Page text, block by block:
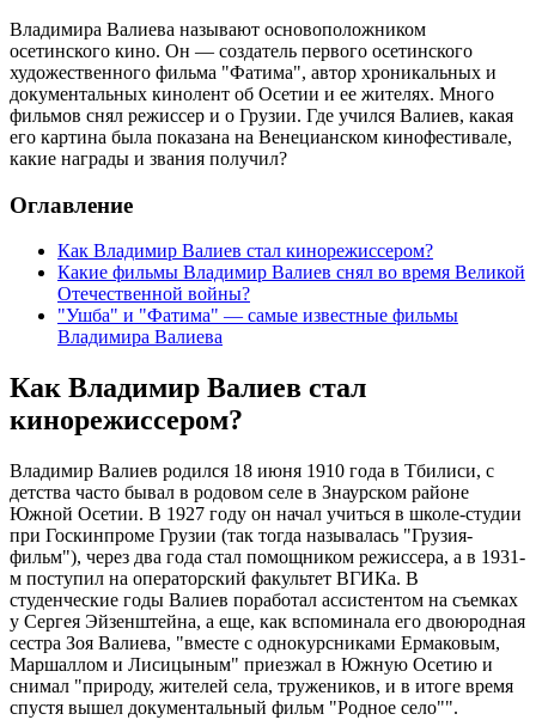
Владимира Валиева называют основоположником
осетинского кино. Он — создатель первого осетинского
художественного фильма "Фатима", автор хроникальных и
документальных кинолент об Осетии и ее жителях. Много
фильмов снял режиссер и о Грузии. Где учился Валиев, какая
его картина была показана на Венецианском кинофестивале,
какие награды и звания получил?
Оглавление
Как Владимир Валиев стал кинорежиссером?
Какие фильмы Владимир Валиев снял во время Великой
Отечественной войны?
"Ушба" и "Фатима" — самые известные фильмы
Владимира Валиева
Как Владимир Валиев стал
кинорежиссером?
Владимир Валиев родился 18 июня 1910 года в Тбилиси, с
детства часто бывал в родовом селе в Знаурском районе
Южной Осетии. В 1927 году он начал учиться в школе-студии
при Госкинпроме Грузии (так тогда называлась "Грузия-
фильм"), через два года стал помощником режиссера, а в 1931-
м поступил на операторский факультет ВГИКа. В
студенческие годы Валиев поработал ассистентом на съемках
у Сергея Эйзенштейна, а еще, как вспоминала его двоюродная
сестра Зоя Валиева, "вместе с однокурсниками Ермаковым,
Маршаллом и Лисицыным" приезжал в Южную Осетию и
снимал "природу, жителей села, тружеников, и в итоге время
спустя вышел документальный фильм "Родное село"".